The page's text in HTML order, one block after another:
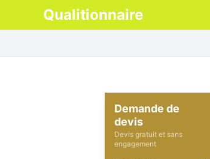
Qualitionnaire
Demande de
devis
Devis gratuit et sans
engagement